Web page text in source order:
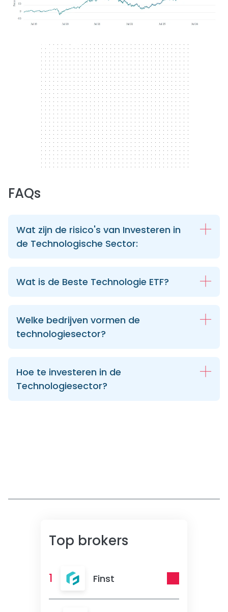
300 x 250
FAQs
Wat zijn de risico's van Investeren in
de Technologische Sector:
Wat is de Beste Technologie ETF?
Welke bedrijven vormen de
technologiesector?
Hoe te investeren in de
Technologiesector?
Top brokers
1 Finst